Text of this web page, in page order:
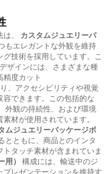
、 カスタムジュエリーパ
もエレガントな外観を維持
技術を採用しています。こ
デザインには、さまざまな種
度カット
アクセシビリティや視覚
できます。この包括的な
外観の持続性、および環境
材が使用されています。
ムジュエリーパッケージボ
とともに、商品とのインタ
タッチ素材が含まれていま
用） 構成には、輸送中のジ
プレゼンテーションを維持す